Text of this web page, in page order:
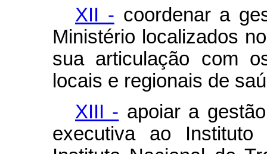
XII - coordenar a
Ministério localizados
sua articulação com
locais e regionais de
XIII - apoiar a
executiva ao Instituto